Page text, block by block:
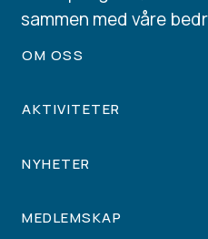
sammen med våre
OM OSS
AKTIVITETER
NYHETER
MEDLEMSKAP